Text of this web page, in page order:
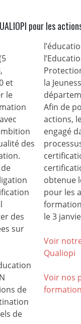
pour les
et
le
des
des
sur
de
de
la
Afin de
actions,
engagé
obtenue
pour les
le 3
Voir
Qualiopi
Voir nos
formation